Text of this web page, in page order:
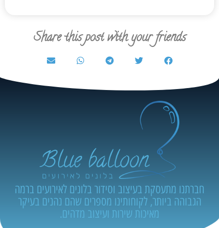
Share this post with your friends
חברתנו מתעסקת בעיצוב וסידור בלונים לאירועים ברמה
הגבוהה ביותר, לקוחותינו מספרים שהם נהנים בעיקר
מאיכות שירות ועיצוב מדהים.